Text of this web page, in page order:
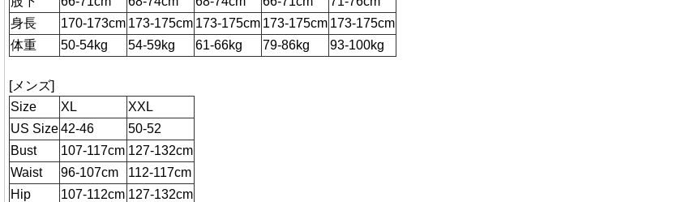
身長
170-173cm 173-175cm 173-175cm 173-175cm 173-175cm
体重
50-54kg 54-59kg 61-66kg 79-86kg 93-100kg
[メンズ]
Size
XL
XXL
US Size42-46
50-52
Bust
107-117cm 127-132cm
Waist
96-107cm
112-117cm
Hip
107-112cm 127-132cm